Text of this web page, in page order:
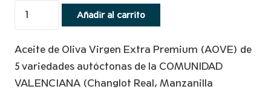
Añadir al carrito
Aceite de Oliva Virgen Extra Premium (AOVE) de
5 variedades autóctonas de la COMUNIDAD
VALENCIANA (Changlot Real, Manzanilla